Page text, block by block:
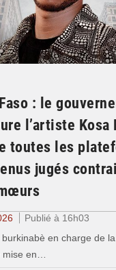
: le
l’artiste Kosa
toutes les
jugés
Publié à 16h03
en charge de
en…